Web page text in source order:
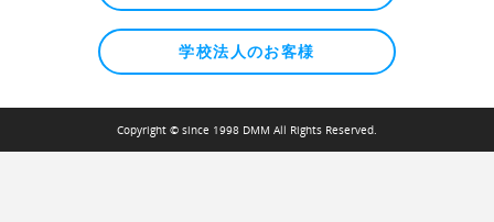
学校法人のお客様
Copyright © since 1998 DMM All Rights Reserved.